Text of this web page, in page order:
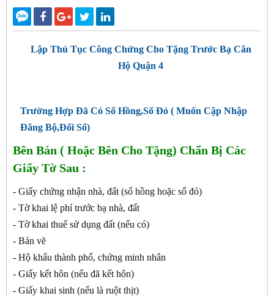
Lập Thủ Tục Công Chứng Cho Tặng Trước Bạ Căn
Hộ Quận 4
Trường Hợp Đã Có Sổ Hồng,Sổ Đỏ ( Muốn Cập Nhập
Đăng Bộ,Đổi Sổ)
Bên Bán ( Hoặc Bên Cho Tặng) Chẩn Bị Các
Giấy Tờ Sau :
- Giấy chứng nhận nhà, đất (sổ hồng hoặc sổ đỏ)
- Tờ khai lệ phí trước bạ nhà, đất
- Tờ khai thuế sử dụng đất (nếu có)
- Bản vẽ
- Hộ khẩu thành phố, chứng minh nhân
- Giấy kết hôn (nếu đã kết hôn)
- Giấy khai sinh (nếu là ruột thịt)